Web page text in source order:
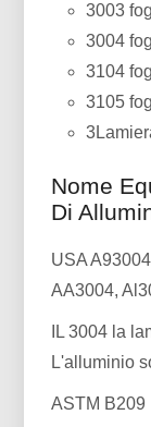
3003
3004
3104
3105
Nome
Di
USA
AA3004,
IL 3004 la
L'alluminio
ASTM B209